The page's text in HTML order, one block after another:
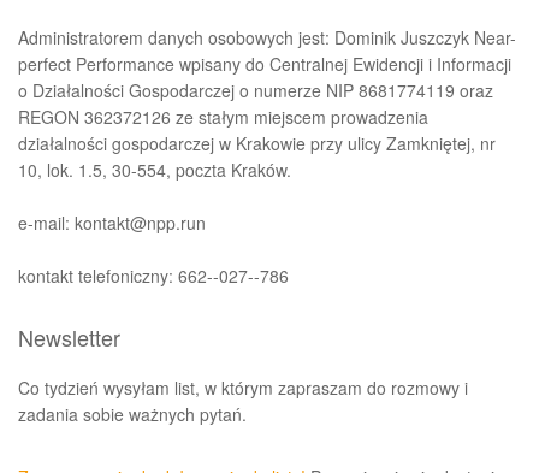
Administratorem danych osobowych jest: Dominik Juszczyk Near-
perfect Performance wpisany do Centralnej Ewidencji i Informacji
o Działalności Gospodarczej o numerze NIP 8681774119 oraz
REGON 362372126 ze stałym miejscem prowadzenia
działalności gospodarczej w Krakowie przy ulicy Zamkniętej, nr
10, lok. 1.5, 30-554, poczta Kraków.
e-mail: kontakt@npp.run
kontakt telefoniczny: 662--027--786
Newsletter
Co tydzień wysyłam list, w którym zapraszam do rozmowy i
zadania sobie ważnych pytań.